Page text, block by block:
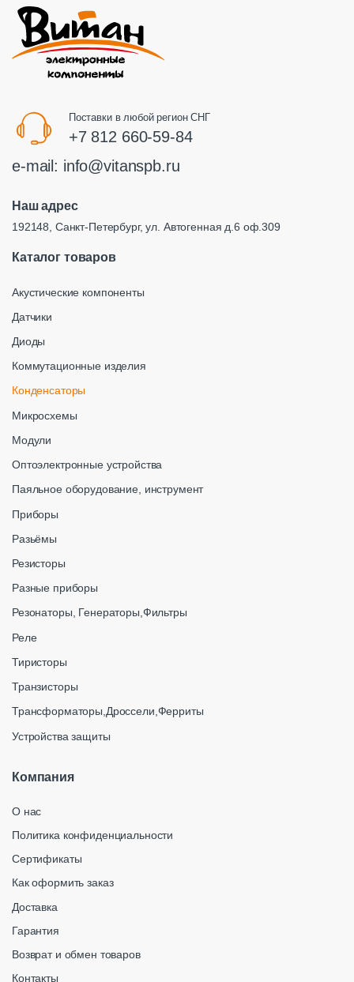
Поставки в любой регион СНГ
+7 812 660-59-84
e-mail: info@vitanspb.ru
Наш адрес
192148, Санкт-Петербург, ул. Автогенная д.6 оф.309
Каталог товаров
Акустические компоненты
Датчики
Диоды
Коммутационные изделия
Конденсаторы
Микросхемы
Модули
Оптоэлектронные устройства
Паяльное оборудование, инструмент
Приборы
Разьёмы
Резисторы
Разные приборы
Резонаторы, Генераторы,Фильтры
Реле
Тиристоры
Транзисторы
Трансформаторы,Дроссели,Ферриты
Устройства защиты
Компания
О нас
Политика конфиденциальности
Сертификаты
Как оформить заказ
Доставка
Гарантия
Возврат и обмен товаров
Контакты